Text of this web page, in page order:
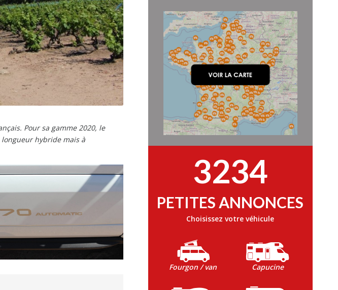
Pour sa gamme 2020, le
hybride mais à
3234
PETITES ANNONCES
Choisissez votre véhicule
Fourgon / van Capucine